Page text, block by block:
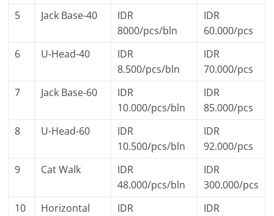
5
Jack Base-40
IDR
8000/pcs/bln
IDR
60.000/pcs
6
U-Head-40
IDR
8.500/pcs/bln
IDR
70.000/pcs
7
Jack Base-60
IDR
10.000/pcs/bln
IDR
85.000/pcs
8
U-Head-60
IDR
10.500/pcs/bln
IDR
92.000/pcs
9
Cat Walk
IDR
48.000/pcs/bln
IDR
300.000/pcs
10
Horizontal IDR IDR